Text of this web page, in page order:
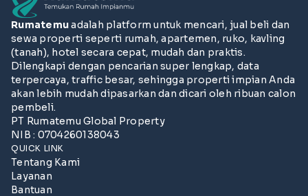
Rumatemuadalah platform untuk mencari, jual beli dan
sewa properti seperti rumah, apartemen, ruko, kavling
(tanah), hotel secara cepat, mudah dan praktis.
Dilengkapi dengan pencarian super lengkap, data
terpercaya, traffic besar, sehingga properti impian Anda
akan lebih mudah dipasarkan dan dicari oleh ribuan calon
pembeli.
PT Rumatemu Global Property
NIB : 0704260138043
QUICK LINK
Tentang Kami
Layanan
Bantuan